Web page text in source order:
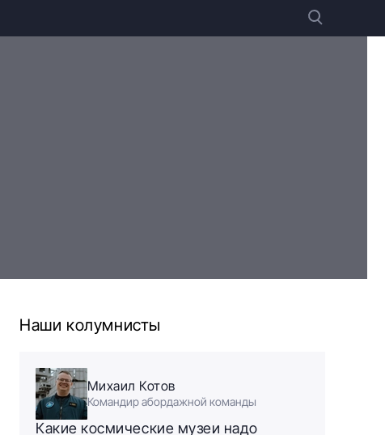
Наши колумнисты
Михаил Котов
Командир абордажной команды
Какие космические музеи надо